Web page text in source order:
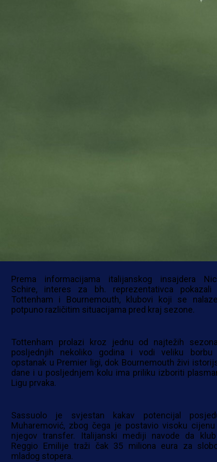
Prema informacijama italijanskog insajdera
Schire, interes za bh. reprezentativca pokazali
Tottenham i Bournemouth, klubovi koji se
potpuno različitim situacijama pred kraj sezone.
Tottenham prolazi kroz jednu od najtežih
posljednjih nekoliko godina i vodi veliku borbu
opstanak u Premier ligi, dok Bournemouth živi
dane i u posljednjem kolu ima priliku izboriti
Ligu prvaka.
Sassuolo je svjestan kakav potencijal
Muharemović, zbog čega je postavio visoku
njegov transfer. Italijanski mediji navode da
Reggio Emilije traži čak 35 miliona eura za
mladog stopera.